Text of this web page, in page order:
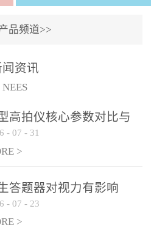
品频道>>
闻资讯
NEES
高拍仪核心参数对比与
建议
- 07 - 31
>
答题器对视力有影响
- 07 - 23
>